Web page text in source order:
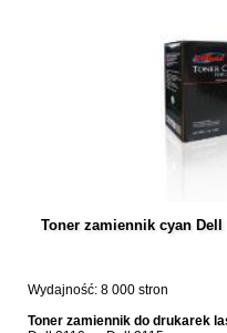
Toner zamiennik cyan Dell
Wydajność: 8 000 stron
Toner zamiennik do drukarek